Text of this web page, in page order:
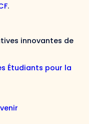
.
innovantes de
Étudiants pour la